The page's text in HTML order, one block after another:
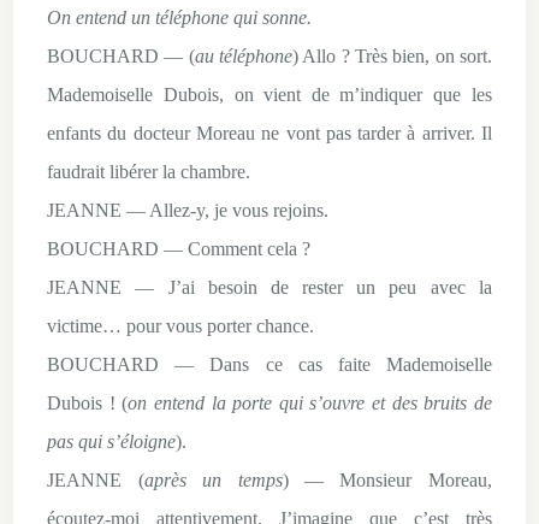
On entend un téléphone qui sonne.
BOUCHARD — (au téléphone) Allo ? Très bien, on sort.
Mademoiselle Dubois, on vient de m’indiquer que les
enfants du docteur Moreau ne vont pas tarder à arriver. Il
faudrait libérer la chambre.
JEANNE — Allez-y, je vous rejoins.
BOUCHARD — Comment cela ?
JEANNE — J’ai besoin de rester un peu avec la
victime… pour vous porter chance.
BOUCHARD — Dans ce cas faite Mademoiselle
Dubois ! (on entend la porte qui s’ouvre et des bruits de
pas qui s’éloigne).
JEANNE (après un temps) — Monsieur Moreau,
écoutez-moi attentivement. J’imagine que c’est très